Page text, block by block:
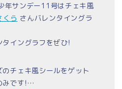
サンデー11号はチェキ風
くら さんバレンタイングラ
イングラフをぜひ!
チェキ風シールをゲット
みです!…